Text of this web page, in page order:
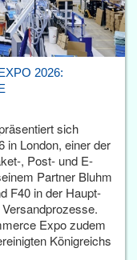
2026:
sich
in London, einer der
, Post- und E-
Partner Bluhm
F40 in der Haupt­
Expo zudem
Königreichs